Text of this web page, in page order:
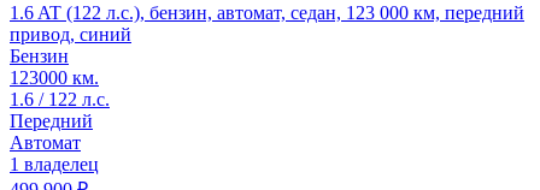
1.6 AT (122 л.с.), бензин, автомат, седан, 123 000 км, передний
привод, синий
Бензин
123000 км.
1.6 / 122 л.с.
Передний
Автомат
1 владелец